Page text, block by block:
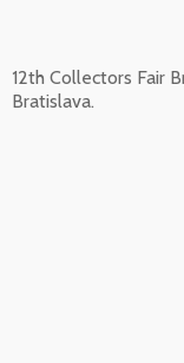
12th Collectors Fair
Bratislava.